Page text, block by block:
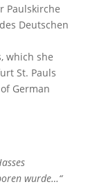
Paulskirche
Deutschen
which she
St. Pauls
German
wurde…“